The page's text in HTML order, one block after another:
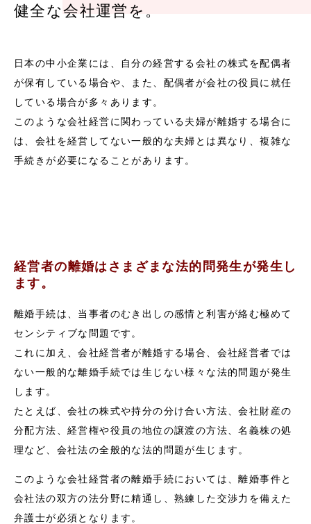
健全な会社運営を。
日本の中小企業には、自分の経営する会社の株式を配偶者
が保有している場合や、また、配偶者が会社の役員に就任
している場合が多々あります。
このような会社経営に関わっている夫婦が離婚する場合に
は、会社を経営してない一般的な夫婦とは異なり、複雑な
手続きが必要になることがあります。
経営者の離婚はさまざまな法的問発生が発生し
ます。
離婚手続は、当事者のむき出しの感情と利害が絡む極めて
センシティブな問題です。
これに加え、会社経営者が離婚する場合、会社経営者では
ない一般的な離婚手続では生じない様々な法的問題が発生
します。
たとえば、会社の株式や持分の分け合い方法、会社財産の
分配方法、経営権や役員の地位の譲渡の方法、名義株の処
理など、会社法の全般的な法的問題が生じます。
このような会社経営者の離婚手続においては、離婚事件と
会社法の双方の法分野に精通し、熟練した交渉力を備えた
弁護士が必須となります。